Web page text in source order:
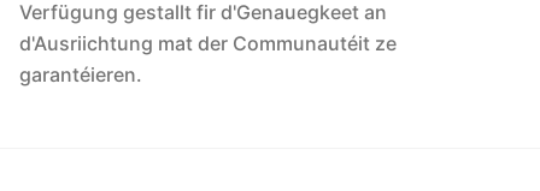
Verfügung gestallt fir d'Genauegkeet an
d'Ausriichtung mat der Communautéit ze
garantéieren.